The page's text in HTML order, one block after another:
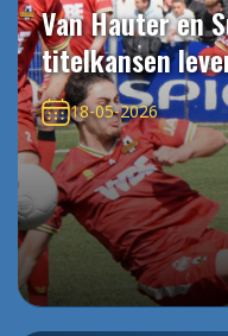
Van Hauter en
titelkansen
18-05-2026